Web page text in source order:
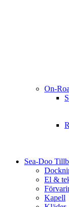
On-
Sea-Doo
El &
Kapell